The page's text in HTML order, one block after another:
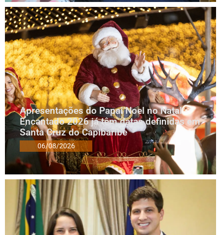
Apresentações do Papai Noel no Natal
Encantado 2026 já têm datas definidas em
Santa Cruz do Capibaribe
06/08/2026